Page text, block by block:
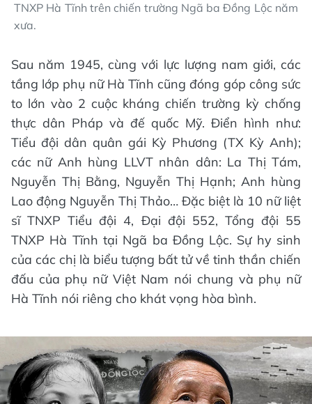
TNXP Hà Tĩnh trên chiến trường Ngã ba Đồng Lộc năm
xưa.
Sau năm 1945, cùng với lực lượng nam giới, các
tầng lớp phụ nữ Hà Tĩnh cũng đóng góp công sức
to lớn vào 2 cuộc kháng chiến trường kỳ chống
thực dân Pháp và đế quốc Mỹ. Điển hình như:
Tiểu đội dân quân gái Kỳ Phương (TX Kỳ Anh);
các nữ Anh hùng LLVT nhân dân: La Thị Tám,
Nguyễn Thị Bằng, Nguyễn Thị Hạnh; Anh hùng
Lao động Nguyễn Thị Thảo… Đặc biệt là 10 nữ liệt
sĩ TNXP Tiểu đội 4, Đại đội 552, Tổng đội 55
TNXP Hà Tĩnh tại Ngã ba Đồng Lộc. Sự hy sinh
của các chị là biểu tượng bất tử về tinh thần chiến
đấu của phụ nữ Việt Nam nói chung và phụ nữ
Hà Tĩnh nói riêng cho khát vọng hòa bình.